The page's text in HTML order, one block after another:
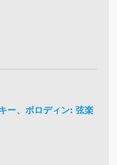
ー、ボロディン: 弦楽